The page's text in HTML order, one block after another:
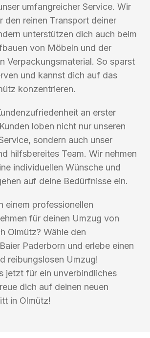
umfangreicher Service. Wir
den reinen Transport deiner
unterstützen dich auch beim
von Möbeln und der
Verpackungsmaterial. So sparst
und kannst dich auf das
konzentrieren.
an erster
loben nicht nur unseren
sondern auch unser
hilfsbereites Team. Wir nehmen
individuellen Wünsche und
auf deine Bedürfnisse ein.
einem professionellen
für deinen Umzug von
Olmütz? Wähle den
Paderborn und erlebe einen
reibungslosen Umzug!
jetzt für ein unverbindliches
dich auf deinen neuen
in Olmütz!